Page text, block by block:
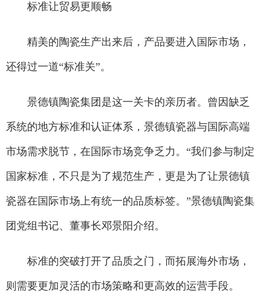
标准让贸易更顺畅
精美的陶瓷生产出来后，产品要进入国际市场，
还得过一道“标准关”。
景德镇陶瓷集团是这一关卡的亲历者。曾因缺乏
系统的地方标准和认证体系，景德镇瓷器与国际高端
市场需求脱节，在国际市场竞争乏力。“我们参与制定
国家标准，不只是为了规范生产，更是为了让景德镇
瓷器在国际市场上有统一的品质标签。”景德镇陶瓷集
团党组书记、董事长邓景阳介绍。
标准的突破打开了品质之门，而拓展海外市场，
则需要更加灵活的市场策略和更高效的运营手段。